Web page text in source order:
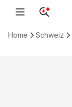
Home Schweiz